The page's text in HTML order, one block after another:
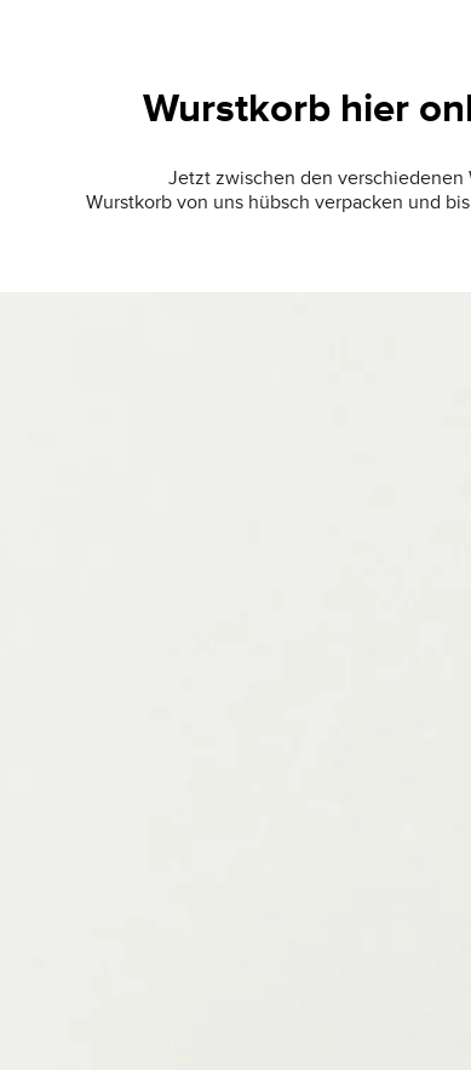
Wurstkorb hier
Jetzt zwischen den verschiedenen
Wurstkorb von uns hübsch verpacken und